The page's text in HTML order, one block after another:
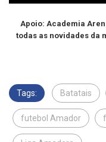
Apoio: Academia
todas as novidades da
Tags: Batatais
futebol Amador